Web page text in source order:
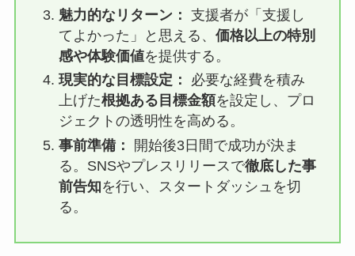
魅力的なリターン： 支援者が「支援し
てよかった」と思える、 価格以上の特別
感や体験価値を提供する。
現実的な目標設定：
必要な経費を積み
上げた根拠ある目標金額を設定し、プロ
ジェクトの透明性を高める。
事前準備：
開始後3日間で成功が決ま
る。SNSやプレスリリースで徹底した事
前告知を行い、スタートダッシュを切
る。